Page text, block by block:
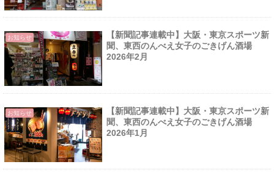
お知らせ
【新聞記事連載中】大阪・東京スポーツ新
聞、東西のんべえ女子のごきげん酒場
2026年2月
お知らせ
【新聞記事連載中】大阪・東京スポーツ新
聞、東西のんべえ女子のごきげん酒場
2026年1月